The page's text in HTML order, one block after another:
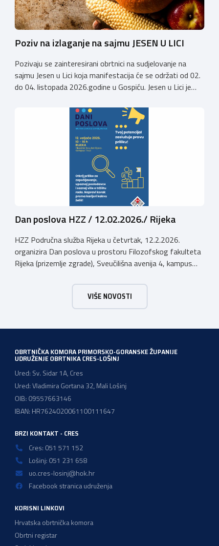
Poziv na izlaganje na sajmu JESEN U LICI
Pozivaju se zainteresirani obrtnici na sudjelovanje na
sajmu Jesen u Lici koja manifestacija će se održati od 02.
do 04. listopada 2026.godine u Gospiću. Jesen u Lici je
u Gospiću i prerasla je u najznačajnjiju gospodarsku,
kulturnu i etno manifestaciju na području Ličko-senjske
županije. Organizator izložbe […]
Dan poslova HZZ / 12.02.2026./ Rijeka
HZZ Područna služba Rijeka u četvrtak, 12.2.2026.
organizira Dan poslova u prostoru Filozofskog fakulteta
Rijeka (prizemlje zgrade), Sveučilišna avenija 4, kampus
sajamsko-edukativno događanje koje za cilj ima: Što Dan
poslova nudi: U okviru Dana poslova, HZZ, Područna
služba Rijeka održati će prezentaciju o mjerama […]
VIŠE NOVOSTI
OBRTNIČKA KOMORA PRIMORSKO-GORANSKE ŽUPANIJE
UDRUŽENJE OBRTNIKA CRES-LOŠINJ
Ured: Sv. Sidar 1A, Cres
Ured: Vladimira Gortana 32, Mali Lošinj
OIB: 09557663146
IBAN: HR7624020061100111647
BRZI KONTAKT - CRES
Cres: 051 571 152
Lošinj: 051 231 658
uo.cres-losinj@hok.hr
Facebook stranica udruženja
KORISNI LINKOVI
Hrvatska obrtnička komora
Obrtni registar